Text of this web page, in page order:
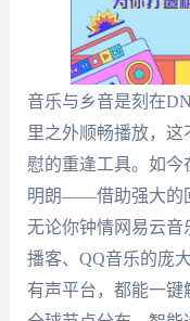
音乐与乡音是刻在
里之外顺畅播放，
慰的重逢工具。如今
明朗——借助强大的
无论你钟情网易云音
播客、QQ音乐的庞
有声平台，都能一